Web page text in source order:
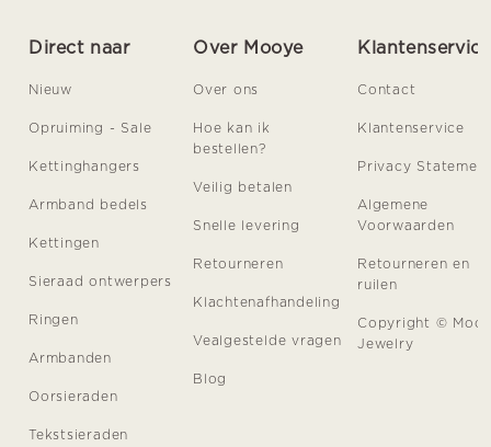
Direct naar
Nieuw
Opruiming - Sale
Kettinghangers
Armband bedels
Kettingen
Sieraad ontwerpers
Ringen
Armbanden
Oorsieraden
Tekstsieraden
Over Mooye
Over ons
Hoe kan ik
bestellen?
Veilig betalen
Snelle levering
Retourneren
Klachtenafhandeling
Vealgestelde vragen
Blog
Klantenservice
Contact
Klantenservice
Privacy
Algemene
Voorwaarden
Retourneren en
ruilen
Copyright ©
Jewelry